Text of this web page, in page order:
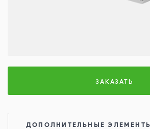
ЗАКАЗАТЬ
ДОПОЛНИТЕЛЬНЫЕ